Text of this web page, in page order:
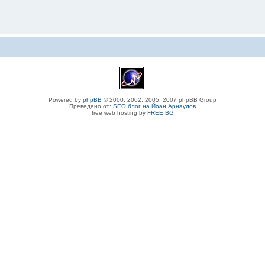
Powered by phpBB © 2000, 2002, 2005, 2007 phpBB Group
Преведено от: SEO блог на Йоан Арнаудов
free web hosting by FREE.BG